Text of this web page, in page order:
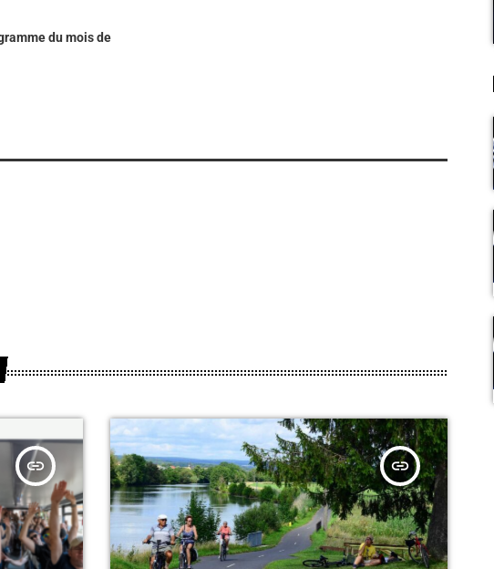
du mois de
insert_link insert_link